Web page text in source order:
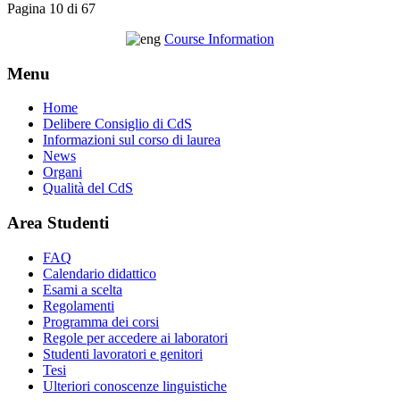
Pagina 10 di 67
Course Information
Menu
Home
Delibere Consiglio di CdS
Informazioni sul corso di laurea
News
Organi
Qualità del CdS
Area Studenti
FAQ
Calendario didattico
Esami a scelta
Regolamenti
Programma dei corsi
Regole per accedere ai laboratori
Studenti lavoratori e genitori
Tesi
Ulteriori conoscenze linguistiche